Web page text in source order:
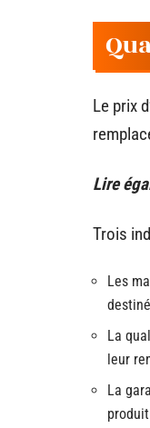
Le prix
Lire
Trois
Les
La
leur
La